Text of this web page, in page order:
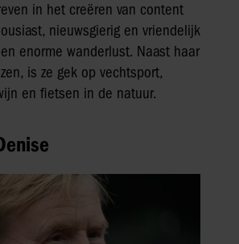
in het creëren van content
nieuwsgierig en vriendelijk
enorme wanderlust. Naast haar
is ze gek op vechtsport,
en fietsen in de natuur.